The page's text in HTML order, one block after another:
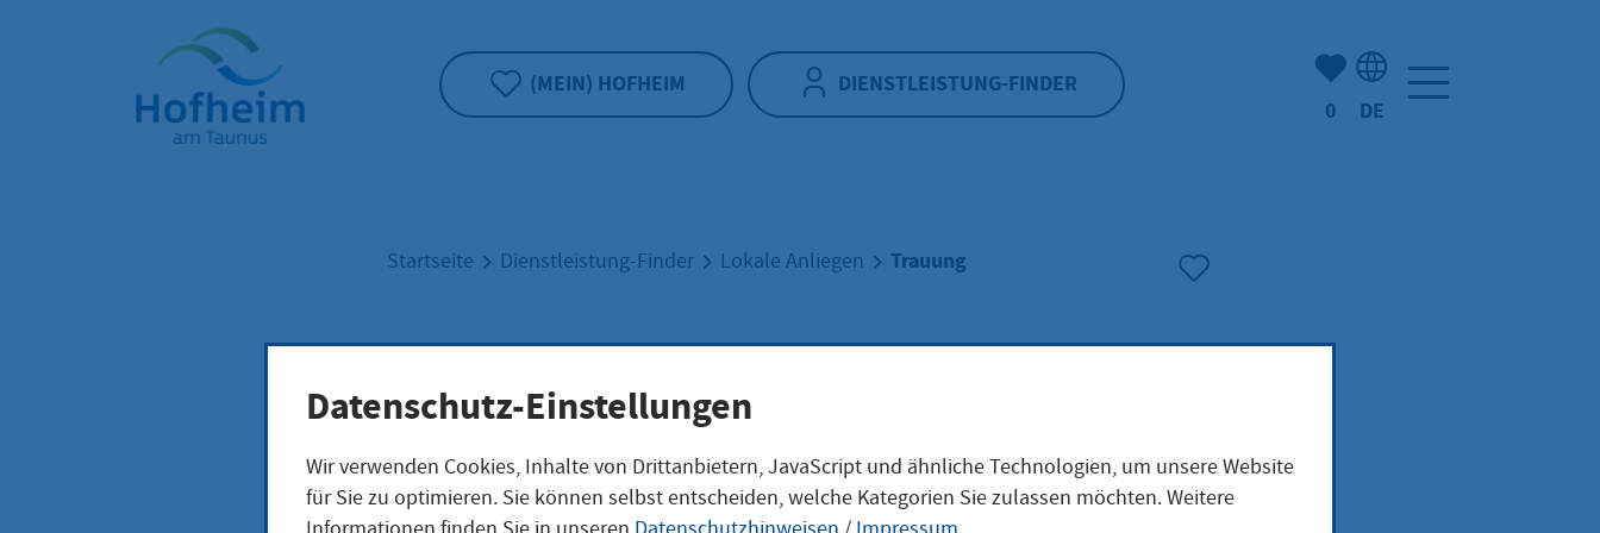
Startseite"
(MEIN) HOFHEIM DIENSTLEISTUNG-FINDER
Anzahl der gemerkten
0 DE
Startseite Dienstleistung-Finder Lokale Anliegen Trauung
Trauung
Datenschutz-Einstellungen
Wir verwenden Cookies, Inhalte von Drittanbietern, JavaScript und ähnliche Technologien, um unsere Website
für Sie zu optimieren. Sie können selbst entscheiden, welche Kategorien Sie zulassen möchten. Weitere